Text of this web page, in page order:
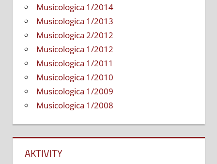
Musicologica 1/2014
Musicologica 1/2013
Musicologica 2/2012
Musicologica 1/2012
Musicologica 1/2011
Musicologica 1/2010
Musicologica 1/2009
Musicologica 1/2008
AKTIVITY